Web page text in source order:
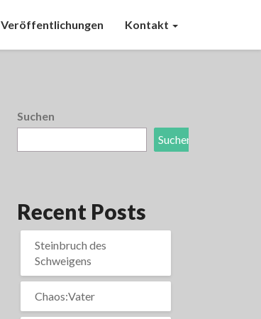
Veröffentlichungen Kontakt
Suchen
Suchen
Recent Posts
Steinbruch des
Schweigens
Chaos:Vater